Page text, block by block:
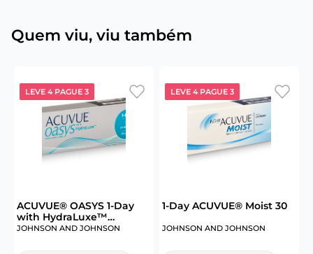
Quem viu, viu também
LEVE 4 PAGUE 3
ACUVUE® OASYS 1-Day
with HydraLuxe™
Technology 30
JOHNSON AND JOHNSON
LEVE 4 PAGUE 3
1-Day ACUVUE® Moist 30
JOHNSON AND JOHNSON